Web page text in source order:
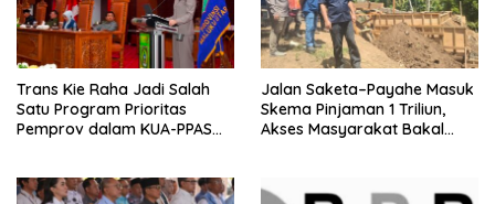
Trans Kie Raha Jadi Salah
Satu Program Prioritas
Pemprov dalam KUA-PPAS
Jalan Saketa–Payahe Masuk
Skema Pinjaman 1 Triliun,
Akses Masyarakat Bakal